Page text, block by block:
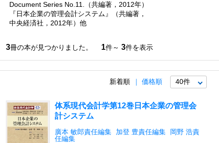
Document Series No.11.（共編著，2012年）
『日本企業の管理会計システム』（共編著，
中央経済社，2012年）他
3冊の本が見つかりました。 1件～ 3件を表示
新着順 価格順
体系現代会計学第12巻日本企業の管理会
計システム
廣本 敏郎責任編集 加登 豊責任編集
岡野 浩責
任編集